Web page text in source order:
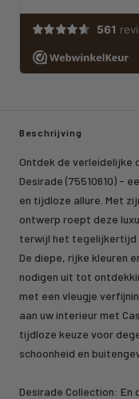
Beschrijving
Ontdek de verleidelijke
Desirade (75510610) -
en tijdloze allure. Met
ontwerp roept deze
terwijl het tegelijkertijd
De diepe, rijke kleuren
nodigen uit tot
met een vleugje
aan uw interieur met
tijdloze keuze voor
schoonheid en
Desirade Collection: En